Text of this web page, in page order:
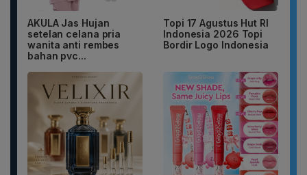
AKULA Jas Hujan
setelan celana pria
wanita anti rembes
bahan pvc...
Topi 17 Agustus Hut RI
Indonesia 2026 Topi
Bordir Logo Indonesia